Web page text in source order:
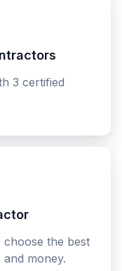
3 certified
the best
money.